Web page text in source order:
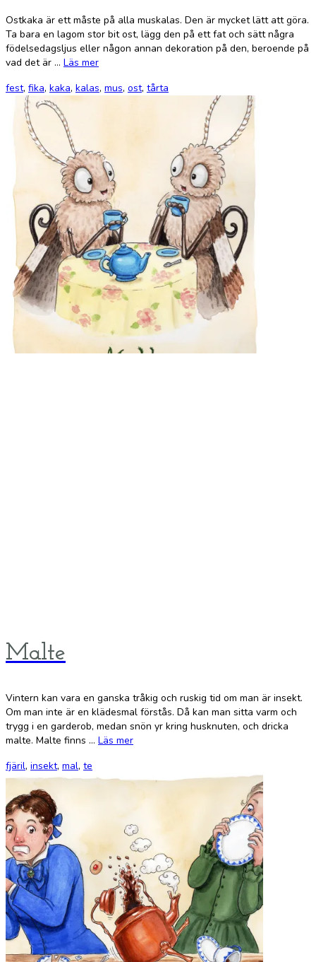
Ostkaka är ett måste på alla muskalas. Den är mycket lätt att göra.
Ta bara en lagom stor bit ost, lägg den på ett fat och sätt några
födelsedagsljus eller någon annan dekoration på den, beroende på
vad det är … Läs mer
fest, fika, kaka, kalas, mus, ost, tårta
Malte
Vintern kan vara en ganska tråkig och ruskig tid om man är insekt.
Om man inte är en klädesmal förstås. Då kan man sitta varm och
trygg i en garderob, medan snön yr kring husknuten, och dricka
malte. Malte finns … Läs mer
fjäril, insekt, mal, te